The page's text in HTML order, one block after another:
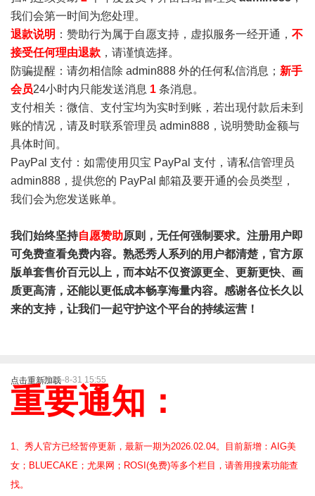
我们会第一时间为您处理。
退款说明 ：赞助行为属于自愿支持，虚拟服务一经开通， 不
接受任何理由退款 ，请谨慎选择。
防骗提醒：请勿相信除 admin888 外的任何私信消息； 新手
会员24小时内只能发送消息 1 条消息。
支付相关：微信、支付宝均为实时到账，若出现付款后未到
账的情况，请及时联系管理员 admin888，说明赞助金额与
具体时间。
PayPal 支付：如需使用贝宝 PayPal 支付，请私信管理员
admin888，提供您的 PayPal 邮箱及要开通的会员类型，
我们会为您发送账单。
我们始终坚持自愿赞助原则，无任何强制要求。注册用户即
可免费查看免费内容。熟悉秀人系列的用户都清楚，官方原
版单套售价百元以上，而本站不仅资源更全、更新更快、画
质更高清，还能以更低成本畅享海量内容。感谢各位长久以
来的支持，让我们一起守护这个平台的持续运营！
点击重新加载2025-8-31 15:55
重要通知：
1、秀人官方已经暂停更新，最新一期为2026.02.04。目前新增：AIG美
女；BLUECAKE；尤果网；ROSI(免费)等多个栏目，请善用搜素功能查
找。